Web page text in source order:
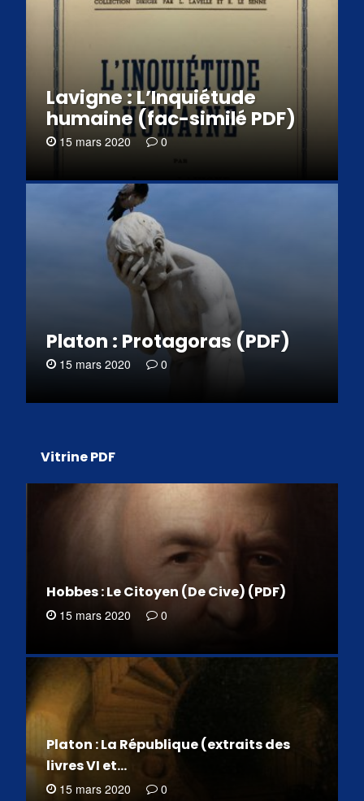
Lavigne : L’Inquiétude
humaine (fac-similé PDF)
15 mars 2020 0
Platon : Protagoras (PDF)
15 mars 2020 0
Vitrine PDF
Hobbes : Le Citoyen (De Cive) (PDF)
15 mars 2020 0
Platon : La République (extraits des
livres VI et…
15 mars 2020 0